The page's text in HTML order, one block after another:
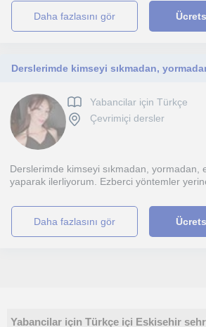
daha fazlasını gör
Yabancilar için Türkçe
Çevrimiçi dersler
Derslerimde kimseyi sıkmadan, yormadan,
yaparak ilerliyorum. Ezberci yöntemler
daha fazlasını gör
Yabancilar için Türkçe içi Eskisehir